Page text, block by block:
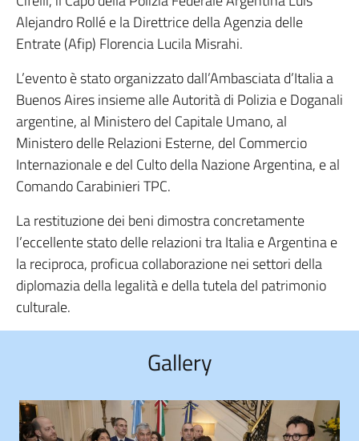
Alejandro Rollé e la Direttrice della Agenzia delle
Entrate (Afip) Florencia Lucila Misrahi.
L’evento è stato organizzato dall’Ambasciata d’Italia a
Buenos Aires insieme alle Autorità di Polizia e Doganali
argentine, al Ministero del Capitale Umano, al
Ministero delle Relazioni Esterne, del Commercio
Internazionale e del Culto della Nazione Argentina, e al
Comando Carabinieri TPC.
La restituzione dei beni dimostra concretamente
l’eccellente stato delle relazioni tra Italia e Argentina e
la reciproca, proficua collaborazione nei settori della
diplomazia della legalità e della tutela del patrimonio
culturale.
Gallery